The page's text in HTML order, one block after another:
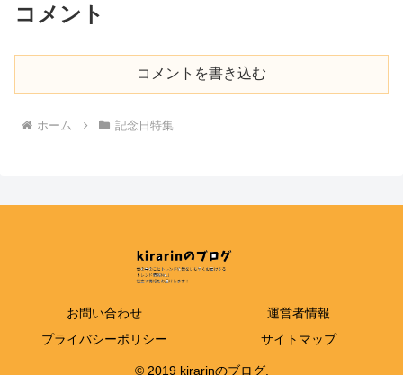
コメント
コメントを書き込む
ホーム 記念日特集
お問い合わせ
運営者情報
プライバシーポリシー
サイトマップ
© 2019 kirarinのブログ.